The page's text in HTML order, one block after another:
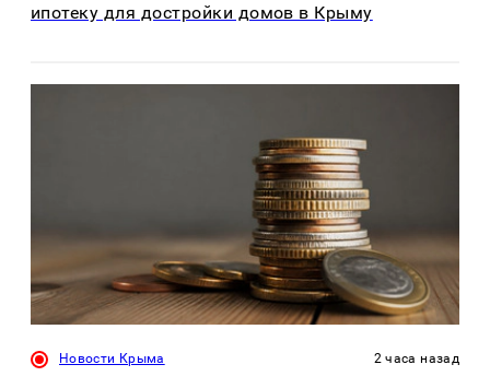
ипотеку для достройки домов в Крыму
Новости Крыма 2 часа назад